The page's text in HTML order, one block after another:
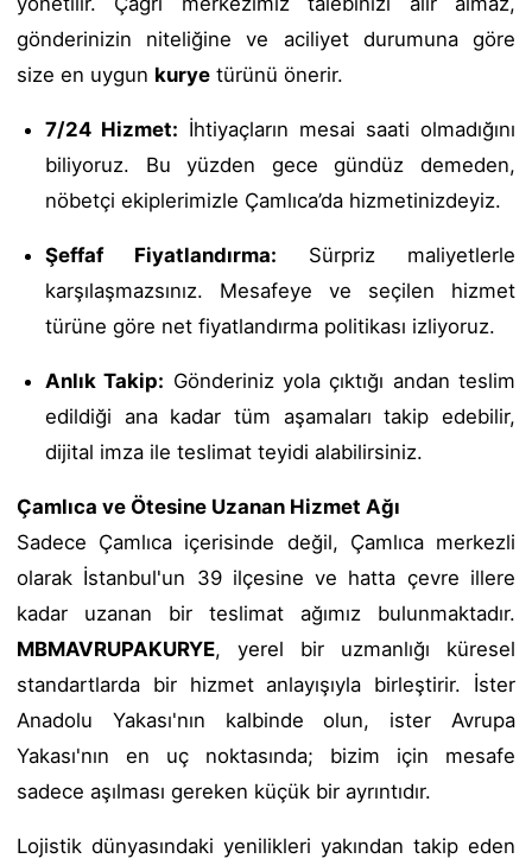
gönderinizin niteliğine ve aciliyet durumuna göre
size en uygun kurye türünü önerir.
7/24 Hizmet: İhtiyaçların mesai saati olmadığını
biliyoruz. Bu yüzden gece gündüz demeden,
nöbetçi ekiplerimizle Çamlıca’da hizmetinizdeyiz.
Şeffaf Fiyatlandırma: Sürpriz maliyetlerle
karşılaşmazsınız. Mesafeye ve seçilen hizmet
türüne göre net fiyatlandırma politikası izliyoruz.
Anlık Takip: Gönderiniz yola çıktığı andan teslim
edildiği ana kadar tüm aşamaları takip edebilir,
dijital imza ile teslimat teyidi alabilirsiniz.
Çamlıca ve Ötesine Uzanan Hizmet Ağı
Sadece Çamlıca içerisinde değil, Çamlıca merkezli
olarak İstanbul'un 39 ilçesine ve hatta çevre illere
kadar uzanan bir teslimat ağımız bulunmaktadır.
MBMAVRUPAKURYE, yerel bir uzmanlığı küresel
standartlarda bir hizmet anlayışıyla birleştirir. İster
Anadolu Yakası'nın kalbinde olun, ister Avrupa
Yakası'nın en uç noktasında; bizim için mesafe
sadece aşılması gereken küçük bir ayrıntıdır.
Lojistik dünyasındaki yenilikleri yakından takip eden